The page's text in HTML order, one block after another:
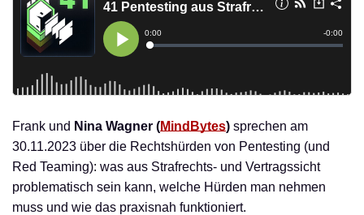
Frank und Nina Wagner (MindBytes) sprechen am
30.11.2023 über die Rechtshürden von Pentesting (und
Red Teaming): was aus Strafrechts- und Vertragssicht
problematisch sein kann, welche Hürden man nehmen
muss und wie das praxisnah funktioniert.